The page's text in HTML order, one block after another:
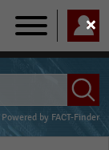
Main
navigation
Powered by FACT-Finder